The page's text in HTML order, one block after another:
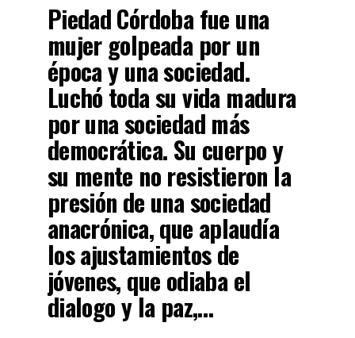
Piedad Córdoba fue una
mujer golpeada por un
época y una sociedad.
Luchó toda su vida madura
por una sociedad más
democrática. Su cuerpo y
su mente no resistieron la
presión de una sociedad
anacrónica, que aplaudía
los ajustamientos de
jóvenes, que odiaba el
dialogo y la paz,…